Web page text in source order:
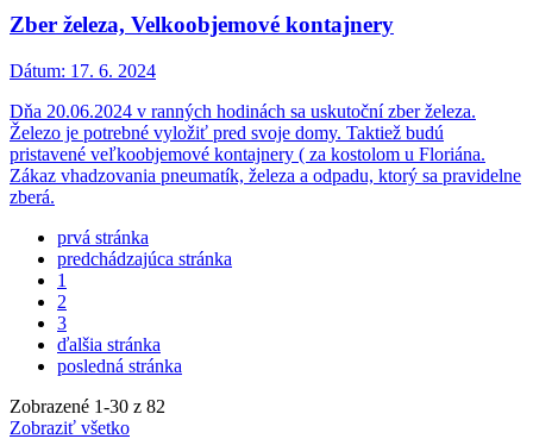
Zber železa, Velkoobjemové kontajnery
Dátum: 17. 6. 2024
Dňa 20.06.2024 v ranných hodinách sa uskutoční zber železa.
Železo je potrebné vyložiť pred svoje domy. Taktiež budú
pristavené veľkoobjemové kontajnery ( za kostolom u Floriána.
Zákaz vhadzovania pneumatík, železa a odpadu, ktorý sa pravidelne
zberá.
prvá stránka
predchádzajúca stránka
1
2
3
ďalšia stránka
posledná stránka
Zobrazené 1-30 z 82
Zobraziť všetko